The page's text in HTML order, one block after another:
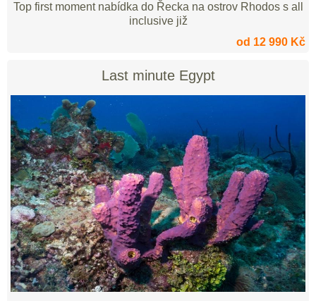
Top first moment nabídka do Řecka na ostrov Rhodos s all
inclusive již
od 12 990 Kč
Last minute Egypt